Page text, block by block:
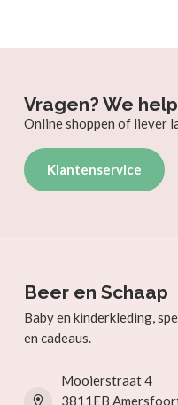
Vragen? We
Online shoppen of liever
Klantenservice
Beer en Schaap
Baby en kinderkleding,
en cadeaus.
Mooierstraat 4
3811EB